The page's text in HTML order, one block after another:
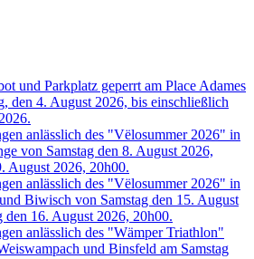
und Parkplatz geperrt am Place Adames
den 4. August 2026, bis einschließlich
anlässlich des "Vëlosummer 2026" in
von Samstag den 8. August 2026,
August 2026, 20h00.
anlässlich des "Vëlosummer 2026" in
Biwisch von Samstag den 15. August
den 16. August 2026, 20h00.
anlässlich des "Wämper Triathlon"
und Binsfeld am Samstag